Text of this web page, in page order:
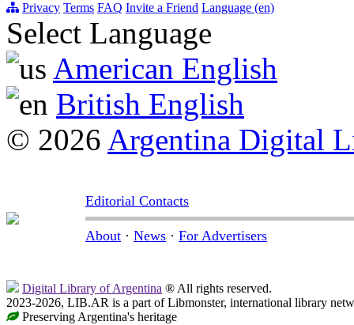
Privacy Terms FAQ Invite a Friend Language (en)
Select Language
American English
British English
© 2026 Argentina Digital
Editorial Contacts
About · News · For Advertisers
Digital Library of Argentina ® All rights reserved.
2023-2026, LIB.AR is a part of Libmonster, international library
Preserving Argentina's heritage